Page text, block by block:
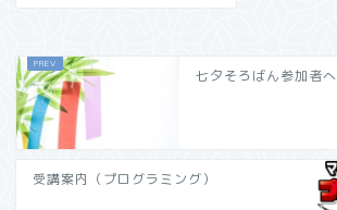
七夕そろばん参加者へ
受講案内（プログラミング）